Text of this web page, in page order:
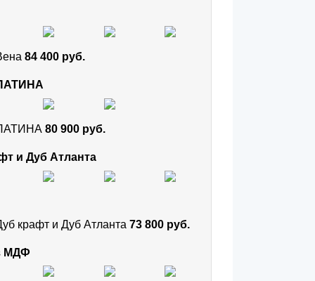
84 400 руб.
80 900 руб.
и Дуб Атланта
крафт и Дуб Атланта 73 800 руб.
МДФ